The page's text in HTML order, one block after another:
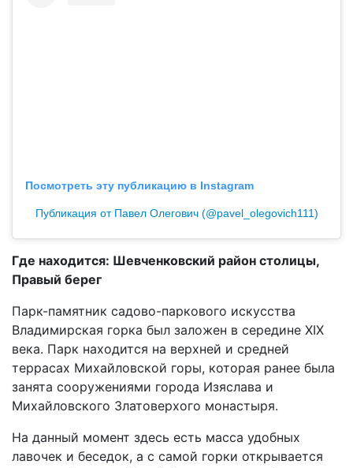
Посмотреть эту публикацию в Instagram
Публикация от Павел Олегович (@pavel_olegovich111)
Где находится: Шевченковский район столицы,
Правый берег
Парк-памятник садово-паркового искусства
Владимирская горка был заложен в середине XIX
века. Парк находится на верхней и средней
террасах Михайловской горы, которая ранее была
занята сооружениями города Изяслава и
Михайловского Златоверхого монастыря.
На данный момент здесь есть масса удобных
лавочек и беседок, а с самой горки открывается